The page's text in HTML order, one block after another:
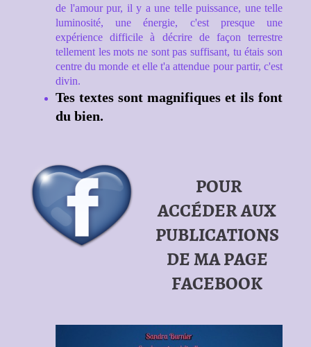
de l'amour pur, il y a une telle puissance, une telle
luminosité, une énergie, c'est presque une
expérience difficile à décrire de façon terrestre
tellement les mots ne sont pas suffisant, tu étais son
centre du monde et elle t'a attendue pour partir, c'est
divin.
Tes textes sont magnifiques et ils font
du bien.
POUR
ACCÉDER AUX
PUBLICATIONS
DE MA PAGE
FACEBOOK